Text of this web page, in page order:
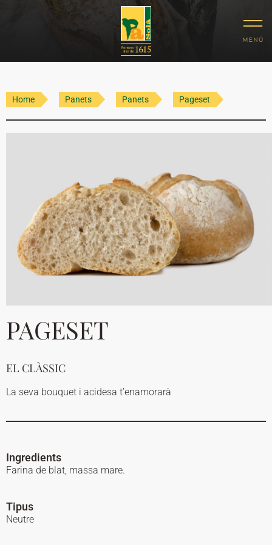
Home Panets Panets Pageset
PAGESET
EL CLÀSSIC
La seva bouquet i acidesa t’enamorarà
Ingredients
Farina de blat, massa mare.
Tipus
Neutre